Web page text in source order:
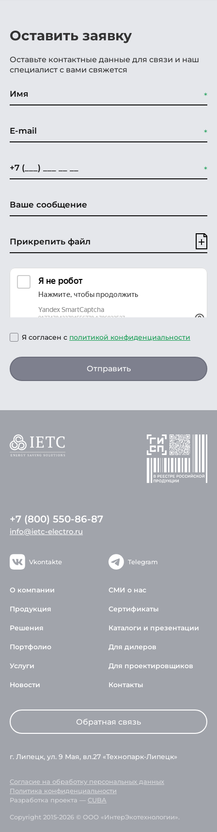
Оставить заявку
Оставьте контактные данные для связи и наш
специалист с вами свяжется
Прикрепить файл
Я согласен с политикой конфиденциальности
Отправить
+7 (800) 550-86-87
info@ietc-electro.ru
Vkontakte Telegram
О компании
Продукция
Решения
Портфолио
Услуги
Новости
СМИ о нас
Сертификаты
Каталоги и презентации
Для дилеров
Для проектировщиков
Контакты
Обратная связь
г. Липецк, ул. 9 Мая, вл.27 «Технопарк-Липецк»
Согласие на обработку персональных данных
Политика конфиденциальности
Разработка проекта — CUBA
Copyright 2015-2026 © ООО «ИнтерЭкотехнологии».